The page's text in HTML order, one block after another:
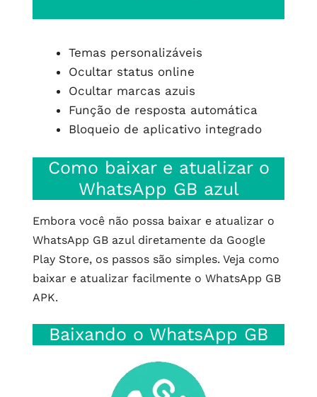
Temas personalizáveis
Ocultar status online
Ocultar marcas azuis
Função de resposta automática
Bloqueio de aplicativo integrado
Como baixar e atualizar o
WhatsApp GB azul
Embora você não possa baixar e atualizar o
WhatsApp GB azul diretamente da Google
Play Store, os passos são simples. Veja como
baixar e atualizar facilmente o WhatsApp GB
APK.
Baixando o WhatsApp GB